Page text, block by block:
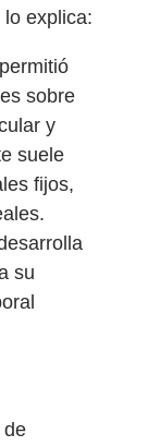
explica:
sobre
y
suele
fijos,
su
de